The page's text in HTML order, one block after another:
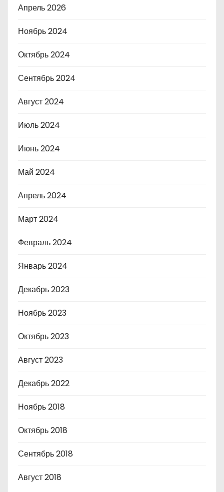
Апрель 2026
Ноябрь 2024
Октябрь 2024
Сентябрь 2024
Август 2024
Июль 2024
Июнь 2024
Май 2024
Апрель 2024
Март 2024
Февраль 2024
Январь 2024
Декабрь 2023
Ноябрь 2023
Октябрь 2023
Август 2023
Декабрь 2022
Ноябрь 2018
Октябрь 2018
Сентябрь 2018
Август 2018